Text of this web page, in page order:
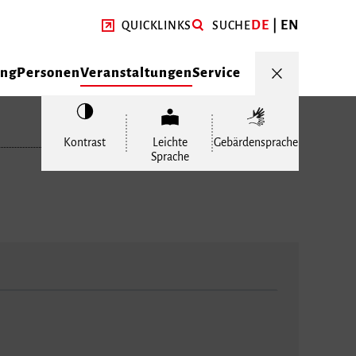
QUICKLINKS SUCHEDE EN
PersonenVeranstaltungenService
Kontrast
Leichte
Sprache
Gebärdensprache